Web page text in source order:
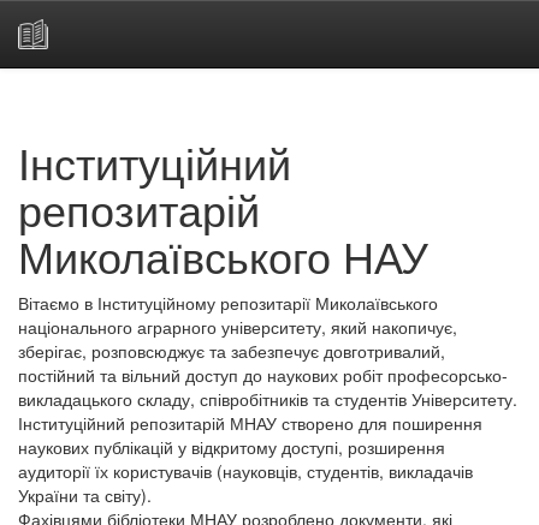
Інституційний
репозитарій
Миколаївського НАУ
Вітаємо в Інституційному репозитарії Миколаївського
національного аграрного університету, який накопичує,
зберігає, розповсюджує та забезпечує довготривалий,
постійний та вільний доступ до наукових робіт професорсько-
викладацького складу, співробітників та студентів Університету.
Інституційний репозитарій МНАУ створено для поширення
наукових публікацій у відкритому доступі, розширення
аудиторії їх користувачів (науковців, студентів, викладачів
України та світу).
Фахівцями бібліотеки МНАУ розроблено документи, які